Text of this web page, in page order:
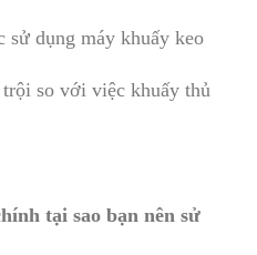
sử dụng máy khuấy keo
so với việc khuấy thủ
tại sao bạn nên sử